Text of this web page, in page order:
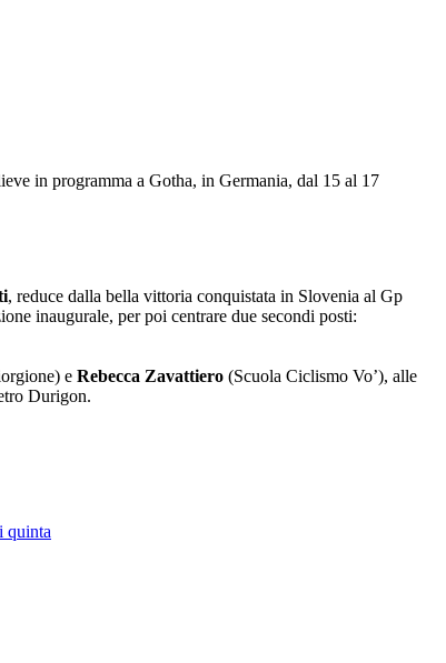
in programma a Gotha, in Germania, dal 15 al 17
, reduce dalla bella vittoria conquistata in Slovenia al Gp
inaugurale, per poi centrare due secondi posti:
e Rebecca Zavattiero (Scuola Ciclismo Vo’), alle
Durigon.
quinta